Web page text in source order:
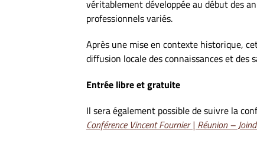
véritablement développée au début des
professionnels variés.
Après une mise en contexte historique,
diffusion locale des connaissances et
Entrée libre et gratuite
Il sera également possible de suivre la
Conférence Vincent Fournier | Réunion –